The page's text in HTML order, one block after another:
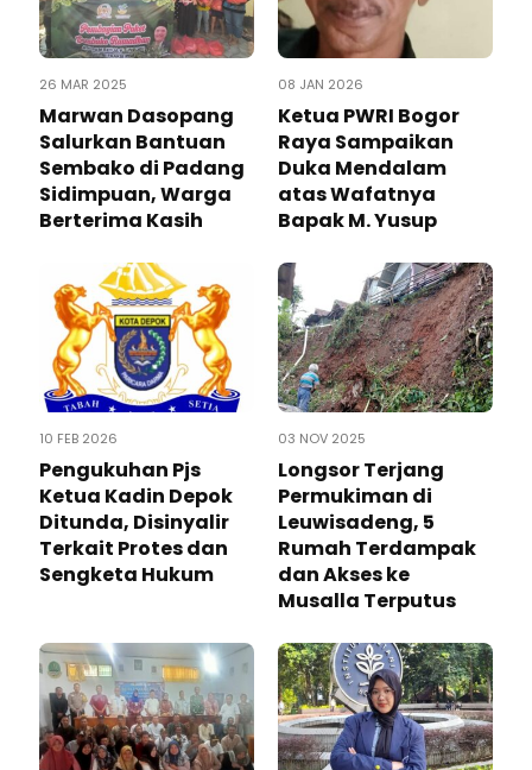
26 MAR 2025
Marwan Dasopang
Salurkan Bantuan
Sembako di Padang
Sidimpuan, Warga
Berterima Kasih
08 JAN 2026
Ketua PWRI Bogor
Raya Sampaikan
Duka Mendalam
atas Wafatnya
Bapak M. Yusup
10 FEB 2026
Pengukuhan Pjs
Ketua Kadin Depok
Ditunda, Disinyalir
Terkait Protes dan
Sengketa Hukum
03 NOV 2025
Longsor Terjang
Permukiman di
Leuwisadeng, 5
Rumah Terdampak
dan Akses ke
Musalla Terputus